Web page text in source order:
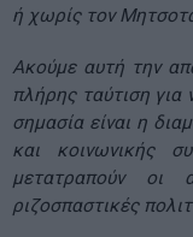
ή χωρίς τον
Ακούμε αυτή την
πλήρης ταύτιση για
σημασία είναι η
και κοινωνικής
μετατραπούν οι
ριζοσπαστικές